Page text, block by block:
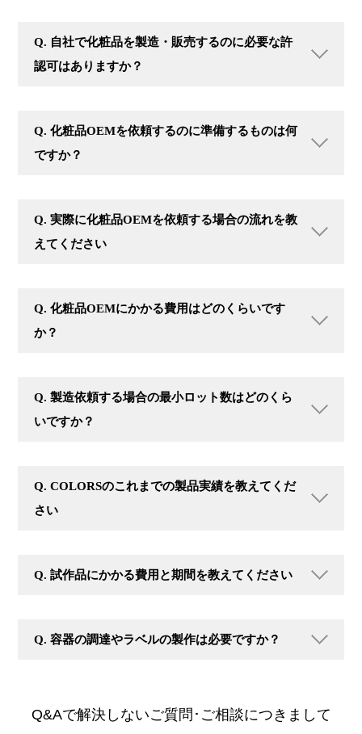
Q. 自社で化粧品を製造・販売するのに必要な許
認可はありますか？
Q. 化粧品OEMを依頼するのに準備するものは何
ですか？
Q. 実際に化粧品OEMを依頼する場合の流れを教
えてください
Q. 化粧品OEMにかかる費用はどのくらいです
か？
Q. 製造依頼する場合の最小ロット数はどのくら
いですか？
Q. COLORSのこれまでの製品実績を教えてくだ
さい
Q. 試作品にかかる費用と期間を教えてください
Q. 容器の調達やラベルの製作は必要ですか？
Q&Aで解決しないご質問･ご相談につきまして